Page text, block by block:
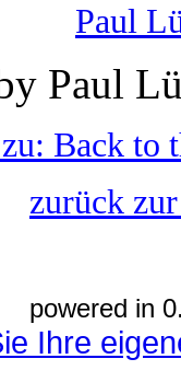
Paul
Paul
Back to
zurück
powered in
Ihre